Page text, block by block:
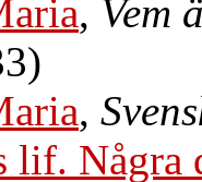
, Vem
,
lif. Några